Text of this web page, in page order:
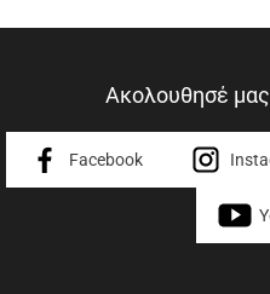
Ακολουθησέ
Facebook